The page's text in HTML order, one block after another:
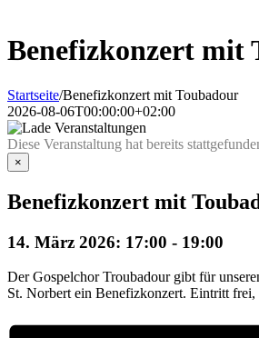
Benefizkonzert mit
Startseite/Benefizkonzert mit Toubadour
2026-08-06T00:00:00+02:00
Diese Veranstaltung hat bereits
×
Benefizkonzert mit
14. März 2026: 17:00 - 19:00
Der Gospelchor Troubadour gibt für
St. Norbert ein Benefizkonzert. Eintritt frei,